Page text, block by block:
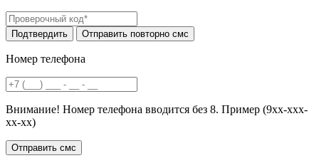
Номер телефона
Внимание! Номер телефона вводится без 8. Пример (9хх-ххх-
хх-хх)